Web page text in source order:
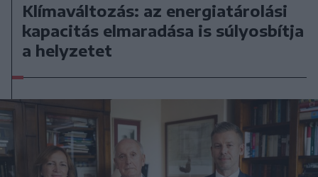
Klímaváltozás: az energiatárolási
kapacitás elmaradása is súlyosbítja
a helyzetet